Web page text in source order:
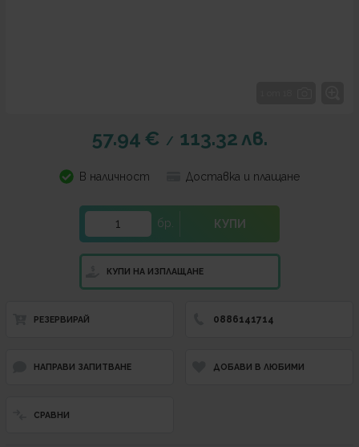
57.94 € / 113.32лв.
В наличност Доставка и плащане
бр. КУПИ
КУПИ НА ИЗПЛАЩАНЕ
РЕЗЕРВИРАЙ 0886141714
НАПРАВИ ЗАПИТВАНЕ ДОБАВИ В ЛЮБИМИ
СРАВНИ